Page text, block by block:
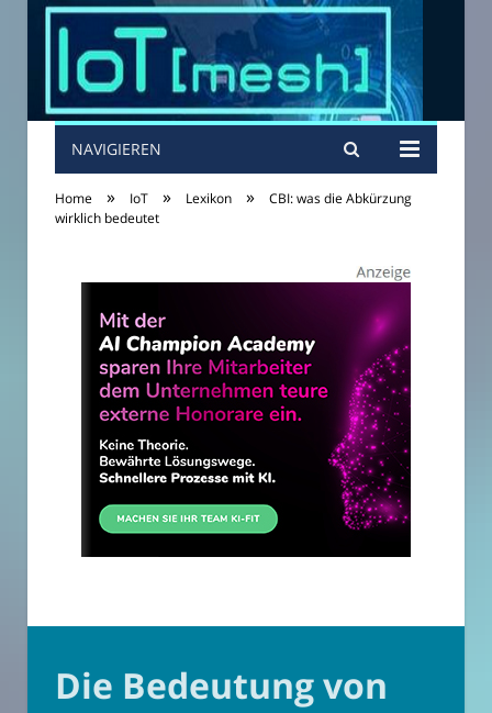
NAVIGIEREN
Home » IoT » Lexikon »
CBI: was die Abkürzung
wirklich bedeutet
Die Bedeutung von